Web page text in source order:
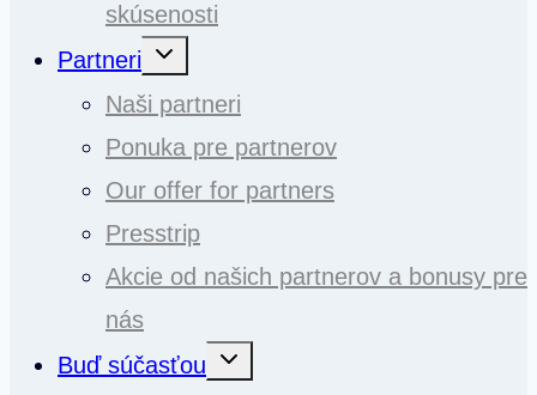
skúsenosti
Partneri
Toggle
Naši partneri
Ponuka pre partnerov
Our offer for partners
Presstrip
Akcie od našich partnerov a bonusy pre
nás
Buď súčasťou
Toggle